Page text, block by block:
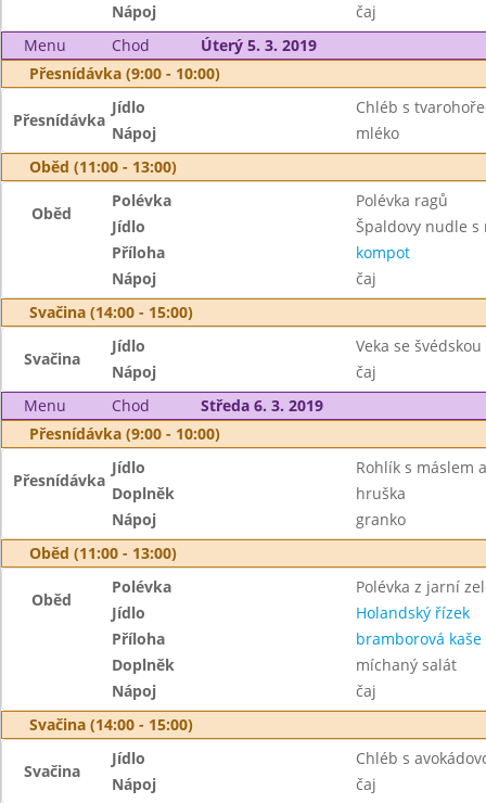
Nápoj
čaj
Menu
Chod
Úterý 5. 3. 2019
Přesnídávka (9:00 - 10:00)
Přesnídávka
Jídlo
Chléb s
Nápoj
mléko
Oběd (11:00 - 13:00)
Oběd
Polévka
Polévka ragů
Jídlo
Špaldovy nudle s
Příloha
kompot
Nápoj
čaj
Svačina (14:00 - 15:00)
Svačina
Jídlo
Veka se
Nápoj
čaj
Menu
Chod
Středa 6. 3. 2019
Přesnídávka (9:00 - 10:00)
Přesnídávka
Jídlo
Rohlík s máslem
Doplněk
hruška
Nápoj
granko
Oběd (11:00 - 13:00)
Oběd
Polévka
Polévka z jarní
Jídlo
Holandský řízek
Příloha
bramborová kaše
Doplněk
míchaný salát
Nápoj
čaj
Svačina (14:00 - 15:00)
Svačina
Jídlo
Chléb s
Nápoj
čaj